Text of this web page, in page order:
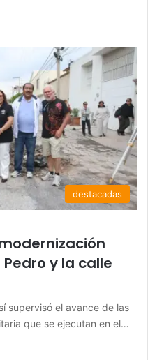
destacadas
y la calle
supervisó el avance de las
que se ejecutan en el…